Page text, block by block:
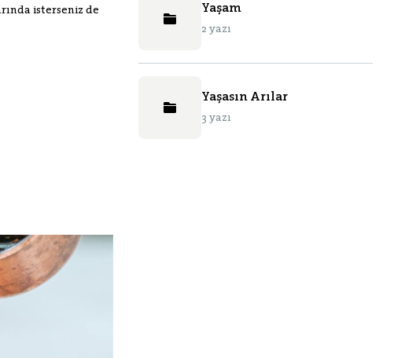
isterseniz de
Yaşam
2 yazı
Yaşasın Arılar
3 yazı